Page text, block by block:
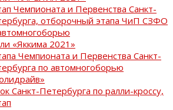
Чемпионата и Первенства Санкт-
отборочный этапа ЧиП СЗФО
«Яккима 2021»
Чемпионата и Первенства Санкт-
по автомногоборью
Санкт-Петербурга по ралли-кроссу,